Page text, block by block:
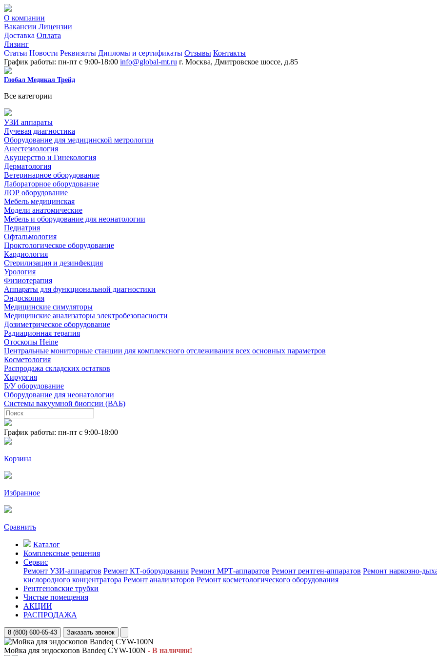
О компании
Вакансии Лицензии
Доставка Оплата
Лизинг
Статьи Новости Реквизиты Дипломы и сертификаты Отзывы Контакты
График работы: пн-пт с 9:00-18:00 info@global-mt.ru г. Москва, Дмитровское шоссе, д.85
Глобал Медикал Трейд
Все категории
УЗИ аппараты
Лучевая диагностика
Оборудование для медицинской метрологии
Анестезиология
Акушерство и Гинекология
Дерматология
Ветеринарное оборудование
Лабораторное оборудование
ЛОР оборудование
Мебель медицинская
Модели анатомические
Мебель и оборудование для неонатологии
Педиатрия
Офтальмология
Проктологическое оборудование
Кардиология
Стерилизация и дезинфекция
Урология
Физиотерапия
Аппараты для функциональной диагностики
Эндоскопия
Медицинские симуляторы
Медицинские анализаторы электробезопасности
Дозиметрическое оборудование
Радиационная терапия
Отоскопы Heine
Центральные мониторные станции для комплексного отслеживания всех основных параметров
Косметология
Распродажа складских остатков
Хирургия
Б/У оборудование
Оборудование для неонатологии
Системы вакуумной биопсии (ВАБ)
График работы: пн-пт с 9:00-18:00
Корзина
Избранное
Сравнить
Каталог
Комплексные решения
Сервис
Ремонт УЗИ-аппаратов Ремонт КТ-оборудования Ремонт МРТ-аппаратов Ремонт рентген-аппаратов Ремонт наркозно-
кислородного концентратора Ремонт анализаторов Ремонт косметологического оборудования
Рентгеновские трубки
Чистые помещения
АКЦИИ
РАСПРОДАЖА
8 (800) 600-65-43 Заказать звонок
Мойка для эндоскопов Bandeq CYW-100N - В наличии!